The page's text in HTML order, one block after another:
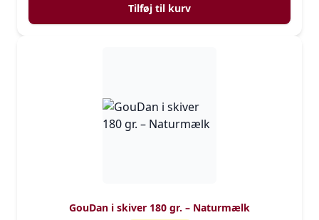
Tilføj til kurv
GouDan i skiver 180 gr. – Naturmælk